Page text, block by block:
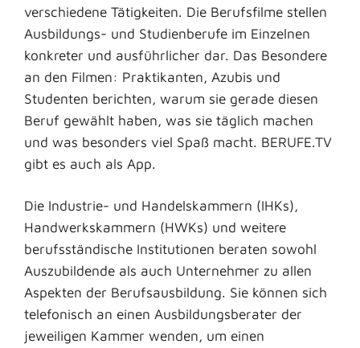
verschiedene Tätigkeiten. Die Berufsfilme stellen
Ausbildungs- und Studienberufe im Einzelnen
konkreter und ausführlicher dar. Das Besondere
an den Filmen: Praktikanten, Azubis und
Studenten berichten, warum sie gerade diesen
Beruf gewählt haben, was sie täglich machen
und was besonders viel Spaß macht. BERUFE.TV
gibt es auch als App.
Die Industrie- und Handelskammern (IHKs),
Handwerkskammern (HWKs) und weitere
berufsständische Institutionen beraten sowohl
Auszubildende als auch Unternehmer zu allen
Aspekten der Berufsausbildung. Sie können sich
telefonisch an einen Ausbildungsberater der
jeweiligen Kammer wenden, um einen